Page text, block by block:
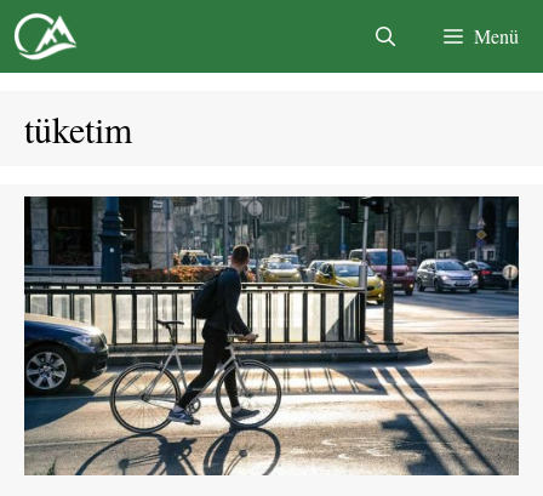
İçeriğe
atla
Menü
tüketim